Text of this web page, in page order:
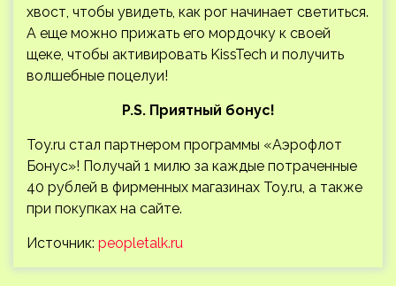
хвост, чтобы увидеть, как рог начинает светиться.
А еще можно прижать его мордочку к своей
щеке, чтобы активировать KissTech и получить
волшебные поцелуи!
P.S. Приятный бонус!
Toy.ru стал партнером программы «Аэрофлот
Бонус»! Получай 1 милю за каждые потраченные
40 рублей в фирменных магазинах Toy.ru, а также
при покупках на сайте.
Источник: peopletalk.ru